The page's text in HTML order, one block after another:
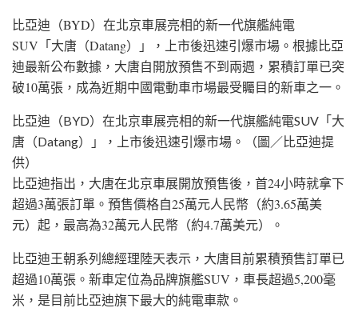
比亞迪（BYD）在北京車展亮相的新一代旗艦純電
SUV「大唐（Datang）」，上市後迅速引爆市場。根據比亞
迪最新公布數據，大唐自開放預售不到兩週，累積訂單已突
破10萬張，成為近期中國電動車市場最受矚目的新車之一。
比亞迪（BYD）在北京車展亮相的新一代旗艦純電SUV「大
唐（Datang）」，上市後迅速引爆市場。（圖／比亞迪提
供）
比亞迪指出，大唐在北京車展開放預售後，首24小時就拿下
超過3萬張訂單。預售價格自25萬元人民幣（約3.65萬美
元）起，最高為32萬元人民幣（約4.7萬美元）。
比亞迪王朝系列總經理陸天表示，大唐目前累積預售訂單已
超過10萬張。新車定位為品牌旗艦SUV，車長超過5,200毫
米，是目前比亞迪旗下最大的純電車款。